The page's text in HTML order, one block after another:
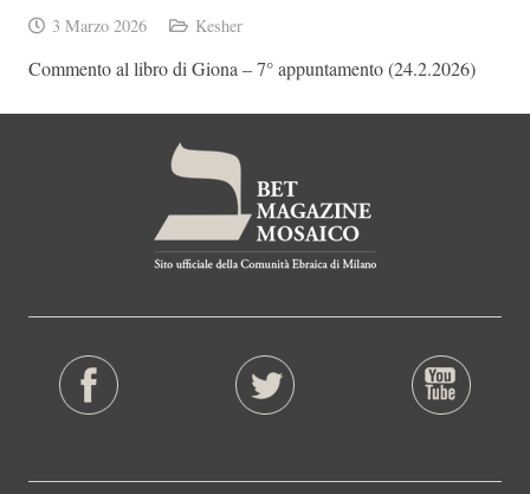
3 Marzo 2026 Kesher
Commento al libro di Giona – 7° appuntamento (24.2.2026)